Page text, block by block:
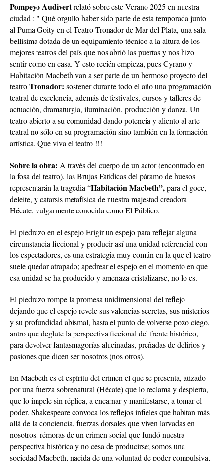
Pompeyo Audivertrelató sobre este Verano 2025 en nuestra
ciudad : " Qué orgullo haber sido parte de esta temporada junto
al Puma Goity en el Teatro Tronador de Mar del Plata, una sala
bellísima dotada de un equipamiento técnico a la altura de los
mejores teatros del país que nos abrió las puertas y nos hizo
sentir como en casa. Y esto recién empieza, pues Cyrano y
Habitación Macbeth van a ser parte de un hermoso proyecto del
teatroTronador: sostener durante todo el año una programación
teatral de excelencia, además de festivales, cursos y talleres de
actuación, dramaturgia, iluminación, producción y danza. Un
teatro abierto a su comunidad dando potencia y aliento al arte
teatral no sólo en su programación sino también en la formación
artística. Que viva el teatro !!!
Sobre la obra: A través del cuerpo de un actor (encontrado en
la fosa del teatro), las Brujas Fatídicas del páramo de huesos
representarán la tragedia “Habitación Macbeth”,para el goce,
deleite, y catarsis metafísica de nuestra majestad creadora
Hécate, vulgarmente conocida como El Público.
El piedrazo en el espejo Erigir un espejo para reflejar alguna
circunstancia ficcional y producir así una unidad referencial con
los espectadores, es una estrategia muy común en la que el teatro
suele quedar atrapado; apedrear el espejo en el momento en que
esa unidad se ha producido y amenaza cristalizarse, no lo es.
El piedrazo rompe la promesa unidimensional del reflejo
dejando que el espejo revele sus valencias secretas, sus misterios
y su profundidad abismal, hasta el punto de volverse pozo ciego,
antro que deglute la perspectiva ficcional del frente histórico,
para devolver fantasmagorías alucinadas, preñadas de delirios y
pasiones que dicen ser nosotros (nos otros).
En Macbeth es el espíritu del crimen el que se presenta, atizado
por una fuerza sobrenatural (Hécate) que lo reclama y despierta,
que lo impele sin réplica, a encarnar y manifestarse, a tomar el
poder. Shakespeare convoca los reflejos infieles que habitan más
allá de la conciencia, fuerzas dorsales que viven larvadas en
nosotros, rémoras de un crimen social que fundó nuestra
perspectiva histórica y no cesa de producirse; somos una
sociedad Macbeth, nacida de una voluntad de poder compulsiva,